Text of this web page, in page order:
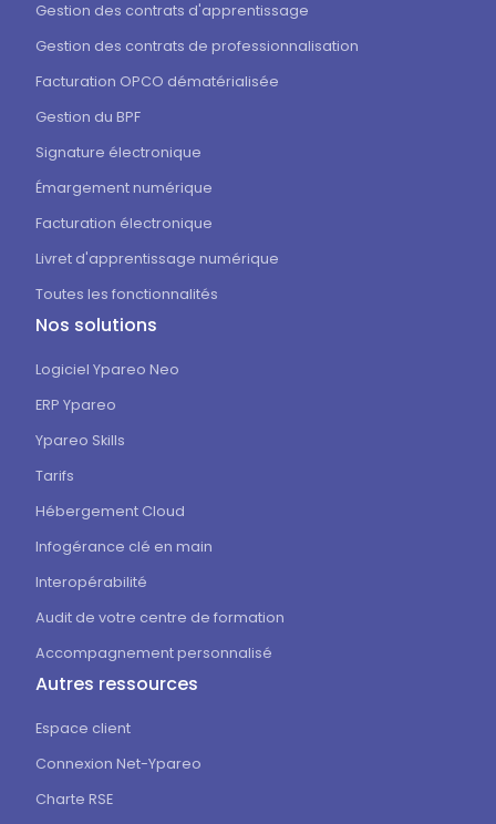
Gestion des contrats d'apprentissage
Gestion des contrats de professionnalisation
Facturation OPCO dématérialisée
Gestion du BPF
Signature électronique
Émargement numérique
Facturation électronique
Livret d'apprentissage numérique
Toutes les fonctionnalités
Nos solutions
Logiciel Ypareo Neo
ERP Ypareo
Ypareo Skills
Tarifs
Hébergement Cloud
Infogérance clé en main
Interopérabilité
Audit de votre centre de formation
Accompagnement personnalisé
Autres ressources
Espace client
Connexion Net-Ypareo
Charte RSE